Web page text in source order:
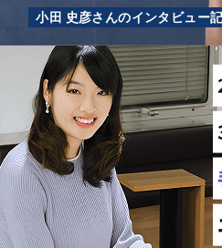
小田 史彦さんのインタビュー